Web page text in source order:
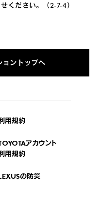
ください。（2-7-4）
ョントップへ
用規約
アカウント
用規約
の防災